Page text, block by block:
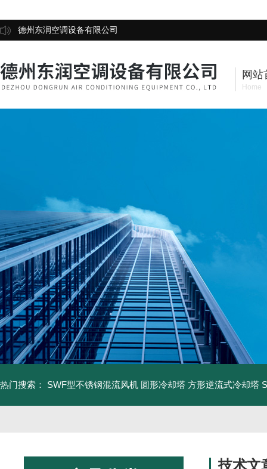
德州东润空调设备有限公司
网站
Home
热门搜索： SWF型不锈钢混流风机 圆形冷却塔 方形逆流式冷却塔
技术文